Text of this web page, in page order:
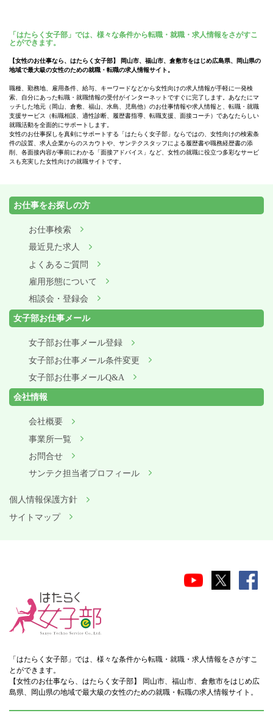
「はたらく女子部」では、様々な条件から転職・就職・求人情報をさがすこ
とができます。
【女性のお仕事なら、はたらく女子部】 岡山市、福山市、倉敷市をはじめ広島県、岡山県の
地域で最大級の女性のための就職・転職の求人情報サイト。
職種、勤務地、雇用条件、給与、キーワードなどから女性向けの求人情報が手軽に一発検
索、自分にあった転職・就職情報の受付がインターネットですぐに完了します。あなたにマ
ッチした地元（岡山、倉敷、福山、水島、児島他）のお仕事情報や求人情報と、転職・就職
支援サービス（転職相談、適性診断、履歴書指導、転職支援、面接コーチ）であなたらしい
就職活動を全面的にサポートします。
女性のお仕事探しを真剣にサポートする「はたらく女子部」ならではの、女性向けの検索条
件の設置、求人企業からのスカウトや、サンテクスタッフによる履歴書や職務経歴書の添
削、各面接内容が事前にわかる「面接アドバイス」など、女性の就職に役立つ多彩なサービ
スも充実した女性向けの就職サイトです。
お仕事をお探しの方
お仕事検索
最近見た求人
よくあるご質問
雇用形態について
相談会・登録会
女子部お仕事メール
女子部お仕事メール登録
女子部お仕事メール条件変更
女子部お仕事メールQ&A
会社情報
会社概要
事業所一覧
お問合せ
サンテク担当者プロフィール
個人情報保護方針
サイトマップ
「はたらく女子部」では、様々な条件から転職・就職・求人情報をさがすこ
とができます。
【女性のお仕事なら、はたらく女子部】 岡山市、福山市、倉敷市をはじめ広
島県、岡山県の地域で最大級の女性のための就職・転職の求人情報サイト。